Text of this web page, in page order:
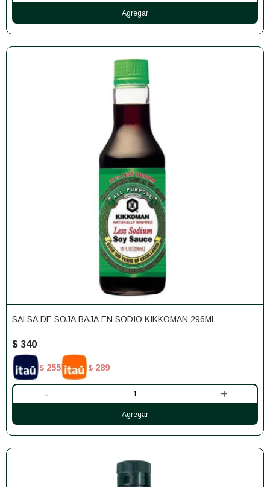
SALSA DE SOJA BAJA EN SODIO KIKKOMAN 296ML
$ 340
$ 255 $ 289
- +